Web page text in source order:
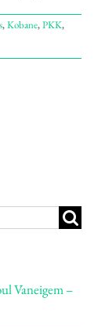
,Kobane,PKK,
Vaneigem –